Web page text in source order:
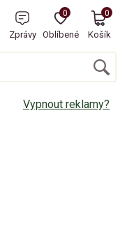
Zprávy Oblíbené
0
Košík
0
Vypnout reklamy?